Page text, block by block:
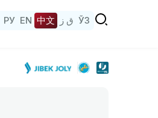
РУ EN 中文 ق ز ЎЗ